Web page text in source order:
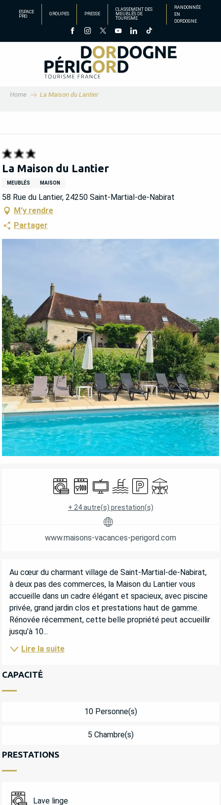
principal
ESPACE
PRO
GROUPES PRESSE
CLASSEMENT DES
MEUBLÉS DE
TOURISME
RANDONNÉE
EN
DORDOGNE
Home La Maison du Lantier
La Maison du Lantier
MEUBLÉS MAISON
58 Rue du Lantier, 24250 Saint-Martial-de-Nabirat
M'y rendre
Partager
OUVERTURE ET COORDONNÉES
Lave lingeLave vaisselle
Télévision
PiscineParkingTerrasse
+ 24 autre(s) prestation(s)
www.maisons-vacances-perigord.com
DESCRIPTION
Au cœur du charmant village de Saint-Martial-de-Nabirat,
à deux pas des commerces, la Maison du Lantier vous
accueille dans un cadre élégant et spacieux, avec piscine
privée, grand jardin clos et prestations haut de gamme.
Rénovée récemment, cette belle propriété peut accueillir
jusqu’à 10...
Lire la suite
CAPACITÉ
10 Personne(s)
5 Chambre(s)
PRESTATIONS
Lave linge